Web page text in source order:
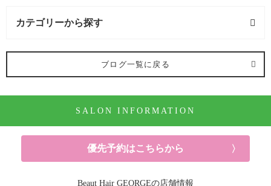
カテゴリーから探す
オススメメニュー (122記事)
パーマ (10記事)
ブログ一覧に戻る
SALON INFORMATION
優先予約はこちらから
Beaut Hair GEORGEの店舗情報